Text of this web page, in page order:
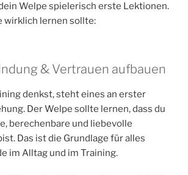
Welpe spielerisch erste Lektionen.
wirklich lernen sollte:
& Vertrauen aufbauen
denkst, steht eines an erster
Der Welpe sollte lernen, dass du
berechenbare und liebevolle
Das ist die Grundlage für alles
im Alltag und im Training.